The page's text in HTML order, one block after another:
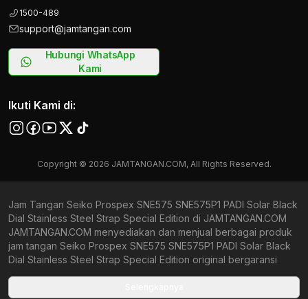
1500-489
support@jamtangan.com
Hubungi WhatsApp
Kami
Ikuti Kami di:
Copyright © 2026 JAMTANGAN.COM, All Rights Reserved.
Jam Tangan Seiko Prospex SNE575 SNE575P1 PADI Solar Black
Dial Stainless Steel Strap Special Edition di JAMTANGAN.COM
JAMTANGAN.COM menyediakan dan menjual berbagai produk
jam tangan Seiko Prospex SNE575 SNE575P1 PADI Solar Black
Dial Stainless Steel Strap Special Edition original bergaransi